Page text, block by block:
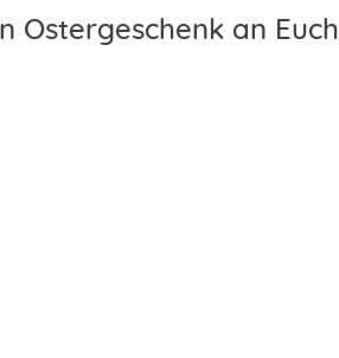
Ostergeschenk an Euch